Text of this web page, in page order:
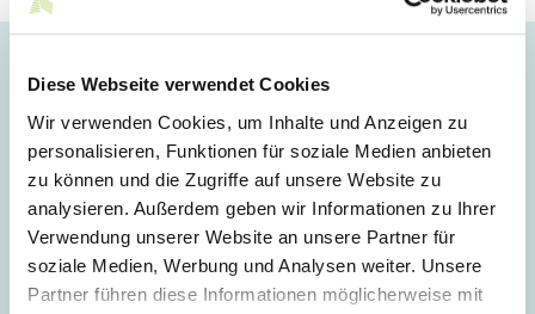
Diese Webseite verwendet Cookies
Wir verwenden Cookies, um Inhalte und Anzeigen zu
personalisieren, Funktionen für soziale Medien anbieten
zu können und die Zugriffe auf unsere Website zu
analysieren. Außerdem geben wir Informationen zu Ihrer
Verwendung unserer Website an unsere Partner für
soziale Medien, Werbung und Analysen weiter. Unsere
Partner führen diese Informationen möglicherweise mit
Hoppla!
Dieser Artikel ist nur für Mitglieder sichtbar.
Login
E-Mail